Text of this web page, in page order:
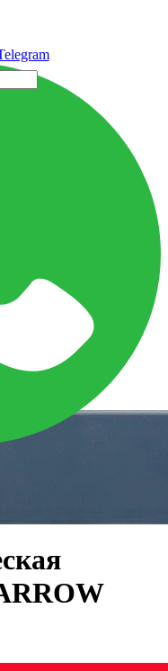
Для кухни
ARROW Blue Velvet